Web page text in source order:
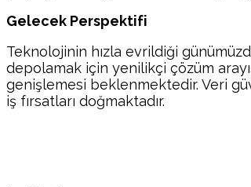
Gelecek Perspektifi
Teknolojinin hızla evrildiği
depolamak için yenilikçi çözüm
genişlemesi beklenmektedir. Veri
iş fırsatları doğmaktadır.